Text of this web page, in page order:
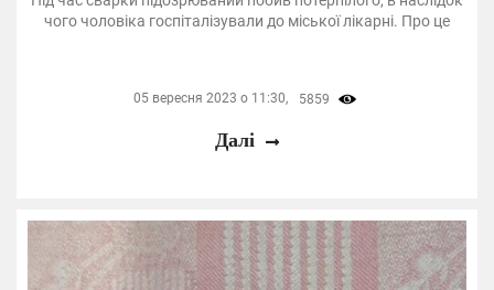
чого чоловіка госпіталізували до міської лікарні. Про це
05 вересня 2023 о 11:30, 5859
Далі